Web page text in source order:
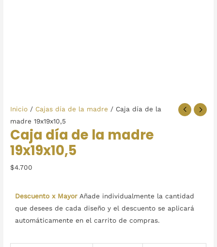
Inicio / Cajas día de la madre / Caja día de la
madre 19x19x10,5
Caja día de la madre
19x19x10,5
$4.700
Descuento x Mayor Añade individualmente la cantidad
que desees de cada diseño y el descuento se aplicará
automáticamente en el carrito de compras.
Caja
día
de
la
madre
19x19x10,5